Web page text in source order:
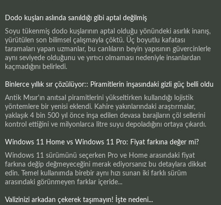
Dodo kuşları aslında sanıldığı gibi aptal değilmiş
Soyu tükenmiş dodo kuşlarının aptal olduğu yönündeki asırlık inanış,
yürütülen son bilimsel çalışmayla çöktü. Üç boyutlu kafatası
taramaları yapan uzmanlar, bu canlıların beyin yapısının güvercinlerle
aynı seviyede olduğunu ve yırtıcı olmaması nedeniyle insanlardan
kaçmadığını belirledi.
Binlerce yıllık sır çözülüyor:: Piramitlerin inşasındaki gizli güç belli oldu
Antik Mısır'ın anıtsal piramitlerini yükseltirken kullandığı lojistik
yöntemlere bir yenisi eklendi. Kahire yakınlarındaki araştırmalar,
yaklaşık 4 bin 500 yıl önce inşa edilen devasa barajların çöl sellerini
kontrol ettiğini ve milyonlarca litre suyu depoladığını ortaya çıkardı.
Windows 11 Home vs Windows 11 Pro: Fiyat farkına değer mi?
Windows 11 sürümünü seçerken Pro ve Home arasındaki fiyat
farkına değip değmeyeceğini merak ediyorsanız bu detaylara dikkat
edin. Temel kullanımda birebir aynı hızı sunan iki farklı sürüm
arasındaki görünmeyen farklar içeride...
Valizinizi arkadan çekerek taşımayın! İşte nedeni...